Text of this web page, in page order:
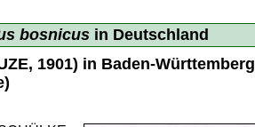
bosnicus in Deutschland
1901) in Baden-Württemberg